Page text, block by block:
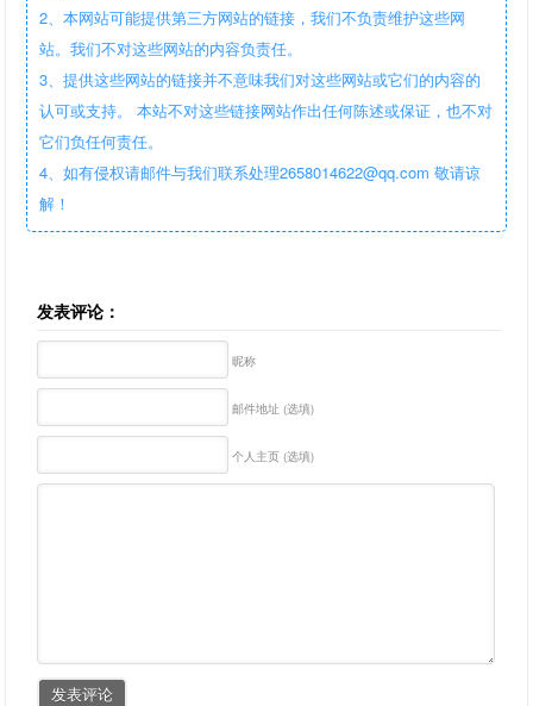
2、本网站可能提供第三方网站的链接，我们不负责维护这些网
站。我们不对这些网站的内容负责任。
3、提供这些网站的链接并不意味我们对这些网站或它们的内容的
认可或支持。 本站不对这些链接网站作出任何陈述或保证，也不对
它们负任何责任。
4、如有侵权请邮件与我们联系处理2658014622@qq.com 敬请谅
解！
发表评论：
昵称
邮件地址 (选填)
个人主页 (选填)